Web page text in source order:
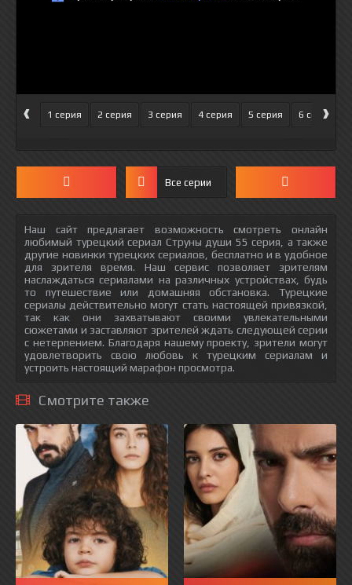
‹ 1 серия 2 серия 3 серия 4 серия 5 серия 6 серия
›
Все серии
Наш сайт предлагает возможность смотреть онлайн
любимый турецкий сериал Струны души 55 серия, а также
другие новинки турецких сериалов, бесплатно и в удобное
для зрителя время. Наш сервис позволяет зрителям
наслаждаться сериалами на различных устройствах, будь
то путешествие или домашняя обстановка. Турецкие
сериалы действительно могут стать настоящей привязкой,
так как они захватывают своими увлекательными
сюжетами и заставляют зрителей ждать следующей серии
с нетерпением. Благодаря нашему проекту, зрители могут
удовлетворить свою любовь к турецким сериалам и
устроить настоящий марафон просмотра.
Смотрите также